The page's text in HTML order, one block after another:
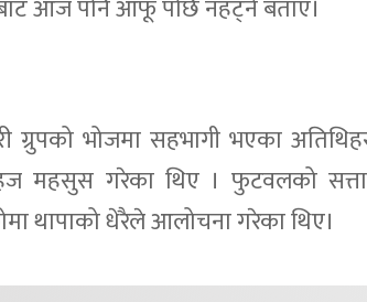
आज पनि आफू पछि नहट्ने बताए।
ग्रुपको भोजमा सहभागी भएका
महसुस गरेका थिए । फुटवलको
थापाको धेरैले आलोचना गरेका थिए।